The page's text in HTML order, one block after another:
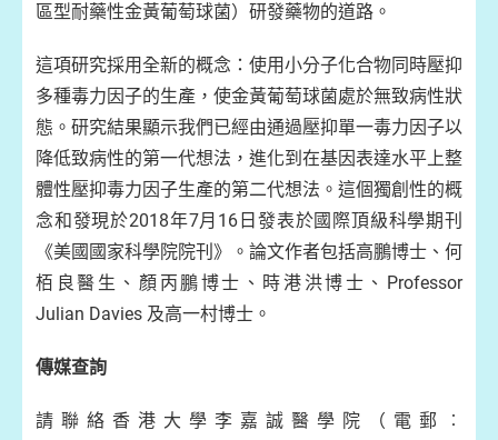
區型耐藥性金黃葡萄球菌）研發藥物的道路。
這項研究採用全新的概念：使用小分子化合物同時壓抑
多種毒力因子的生產，使金黃葡萄球菌處於無致病性狀
態。研究結果顯示我們已經由通過壓抑單一毒力因子以
降低致病性的第一代想法，進化到在基因表達水平上整
體性壓抑毒力因子生產的第二代想法。這個獨創性的概
念和發現於2018年7月16日發表於國際頂級科學期刊
《美國國家科學院院刊》。論文作者包括高鵬博士、何
栢良醫生、顏丙鵬博士、時港洪博士、Professor
Julian Davies 及高一村博士。
傳媒查詢
請聯絡香港大學李嘉誠醫學院（電郵︰